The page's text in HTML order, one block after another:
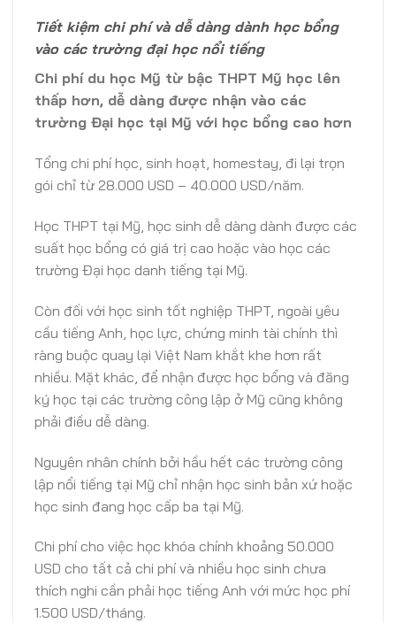
Tiết kiệm chi phí và dễ dàng dành học bổng
vào các trường đại học nổi tiếng
Chi phí du học Mỹ từ bậc THPT Mỹ học lên
thấp hơn, dễ dàng được nhận vào các
trường Đại học tại Mỹ với học bổng cao hơn
Tổng chi phí học, sinh hoạt, homestay, đi lại trọn
gói chỉ từ 28.000 USD – 40.000 USD/năm.
Học THPT tại Mỹ, học sinh dễ dàng dành được các
suất học bổng có giá trị cao hoặc vào học các
trường Đại học danh tiếng tại Mỹ.
Còn đối với học sinh tốt nghiệp THPT, ngoài yêu
cầu tiếng Anh, học lực, chứng minh tài chính thì
ràng buộc quay lại Việt Nam khắt khe hơn rất
nhiều. Mặt khác, để nhận được học bổng và đăng
ký học tại các trường công lập ở Mỹ cũng không
phải điều dễ dàng.
Nguyên nhân chính bởi hầu hết các trường công
lập nổi tiếng tại Mỹ chỉ nhận học sinh bản xứ hoặc
học sinh đang học cấp ba tại Mỹ.
Chi phí cho việc học khóa chính khoảng 50.000
USD cho tất cả chi phí và nhiều học sinh chưa
thích nghi cần phải học tiếng Anh với mức học phí
1.500 USD/tháng.